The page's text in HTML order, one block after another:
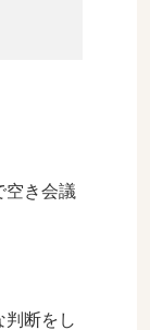
空き会議
判断をし